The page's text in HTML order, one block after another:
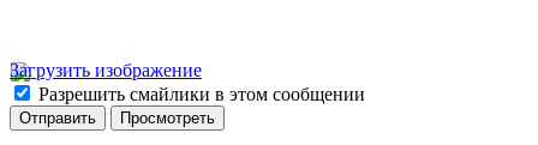
Загрузить изображение
Разрешить смайлики в этом сообщении